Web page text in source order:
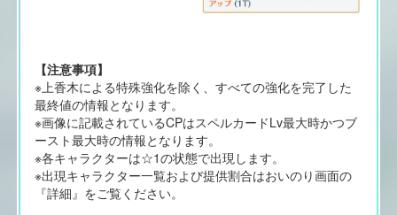
【注意事項】
※上香木による特殊強化を除く、すべての強化を完了した
最終値の情報となります。
※画像に記載されているCPはスペルカードLv最大時かつブ
ースト最大時の情報となります。
※各キャラクターは☆1の状態で出現します。
※出現キャラクター一覧および提供割合はおいのり画面の
『詳細』をご覧ください。